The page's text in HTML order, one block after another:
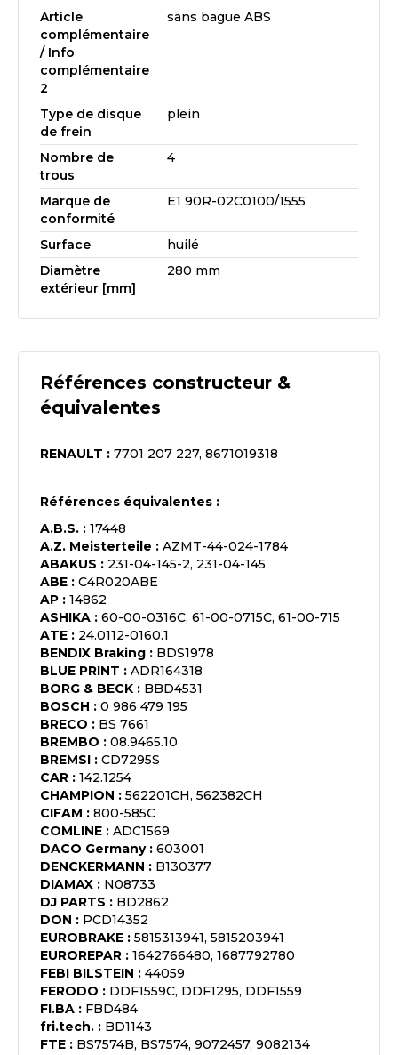
Article
complémentaire
/ Info
complémentaire
2
sans bague ABS
Type de disque
de frein
plein
Nombre de
trous
4
Marque de
conformité
E1 90R-02C0100/1555
Surface
huilé
Diamètre
extérieur [mm]
280 mm
Références constructeur &
équivalentes
RENAULT : 7701 207 227, 8671019318
Références équivalentes :
A.B.S. : 17448
A.Z. Meisterteile : AZMT-44-024-1784
ABAKUS : 231-04-145-2, 231-04-145
ABE : C4R020ABE
AP : 14862
ASHIKA : 60-00-0316C, 61-00-0715C, 61-00-715
ATE : 24.0112-0160.1
BENDIX Braking : BDS1978
BLUE PRINT : ADR164318
BORG & BECK : BBD4531
BOSCH : 0 986 479 195
BRECO : BS 7661
BREMBO : 08.9465.10
BREMSI : CD7295S
CAR : 142.1254
CHAMPION : 562201CH, 562382CH
CIFAM : 800-585C
COMLINE : ADC1569
DACO Germany: 603001
DENCKERMANN : B130377
DIAMAX : N08733
DJ PARTS : BD2862
DON : PCD14352
EUROBRAKE : 5815313941, 5815203941
EUROREPAR : 1642766480, 1687792780
FEBI BILSTEIN : 44059
FERODO : DDF1559C, DDF1295, DDF1559
FI.BA : FBD484
fri.tech. : BD1143
FTE : BS7574B, BS7574, 9072457, 9082134